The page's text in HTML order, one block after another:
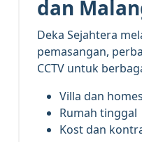
dan
Deka Sejahtera
pemasangan,
CCTV untuk
Villa dan
Rumah tinggal
Kost dan